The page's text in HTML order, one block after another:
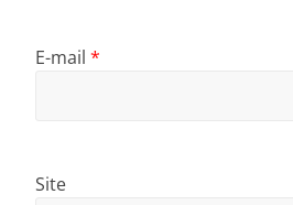
E-mail *
Site